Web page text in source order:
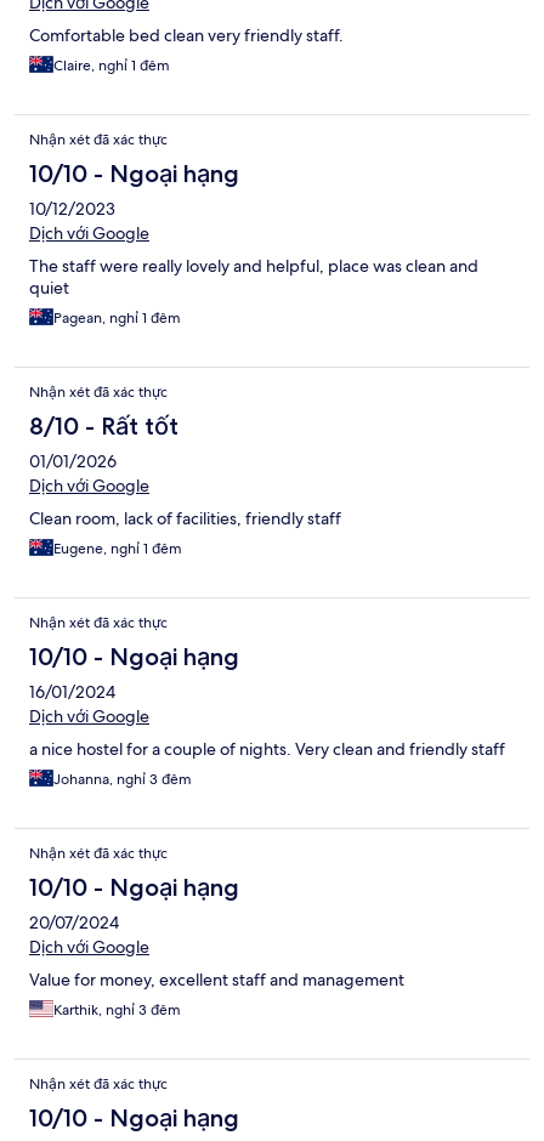
Comfortable bed clean very friendly staff.
Claire, nghỉ 1 đêm
Nhận xét đã xác thực
10/10 - Ngoại hạng
10/12/2023
Dịch với Google
The staff were really lovely and helpful, place was clean and
quiet
Pagean, nghỉ 1 đêm
Nhận xét đã xác thực
8/10 - Rất tốt
01/01/2026
Dịch với Google
Clean room, lack of facilities, friendly staff
Eugene, nghỉ 1 đêm
Nhận xét đã xác thực
10/10 - Ngoại hạng
16/01/2024
Dịch với Google
a nice hostel for a couple of nights. Very clean and friendly staff
Johanna, nghỉ 3 đêm
Nhận xét đã xác thực
10/10 - Ngoại hạng
20/07/2024
Dịch với Google
Value for money, excellent staff and management
Karthik, nghỉ 3 đêm
Nhận xét đã xác thực
10/10 - Ngoại hạng